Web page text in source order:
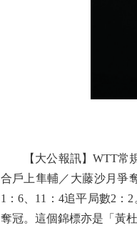
【大公報訊】WTT常規
合戶上隼輔／大藤沙月爭
1：6、11：4追平局數2：
奪冠。這個錦標亦是「黃